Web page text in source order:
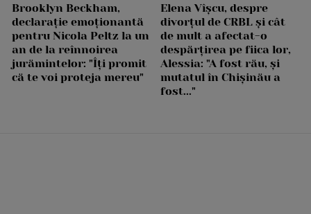
Brooklyn Beckham,
declarație emoționantă
pentru Nicola Peltz la un
an de la reînnoirea
jurămintelor: "Îți promit
că te voi proteja mereu"
Elena Vîșcu, despre
divorțul de CRBL și cât
de mult a afectat-o
despărțirea pe fiica lor,
Alessia: "A fost rău, și
mutatul în Chișinău a
fost..."